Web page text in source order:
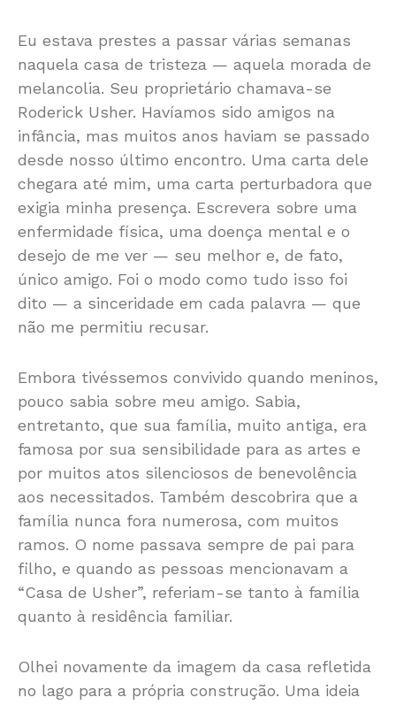
Eu estava prestes a passar várias semanas
naquela casa de tristeza — aquela morada de
melancolia. Seu proprietário chamava-se
Roderick Usher. Havíamos sido amigos na
infância, mas muitos anos haviam se passado
desde nosso último encontro. Uma carta dele
chegara até mim, uma carta perturbadora que
exigia minha presença. Escrevera sobre uma
enfermidade física, uma doença mental e o
desejo de me ver — seu melhor e, de fato,
único amigo. Foi o modo como tudo isso foi
dito — a sinceridade em cada palavra — que
não me permitiu recusar.
Embora tivéssemos convivido quando meninos,
pouco sabia sobre meu amigo. Sabia,
entretanto, que sua família, muito antiga, era
famosa por sua sensibilidade para as artes e
por muitos atos silenciosos de benevolência
aos necessitados. Também descobrira que a
família nunca fora numerosa, com muitos
ramos. O nome passava sempre de pai para
filho, e quando as pessoas mencionavam a
“Casa de Usher”, referiam-se tanto à família
quanto à residência familiar.
Olhei novamente da imagem da casa refletida
no lago para a própria construção. Uma ideia